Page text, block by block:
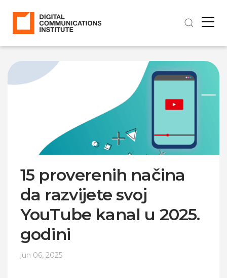
15 proverenih načina
da razvijete svoj
YouTube kanal u 2025.
godini
jun 06, 2025